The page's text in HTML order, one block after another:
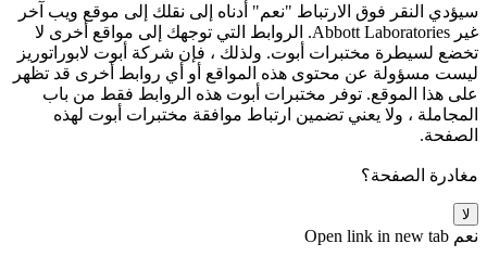
سيؤدي النقر فوق الارتباط "نعم" أدناه إلى نقلك إلى موقع ويب آخر
غير Abbott Laboratories. الروابط التي توجهك إلى مواقع أخرى لا
تخضع لسيطرة مختبرات أبوت. ولذلك ، فإن شركة أبوت لابوراتوريز
ليست مسؤولة عن محتوى هذه المواقع أو أي روابط أخرى قد تظهر
على هذا الموقع. توفر مختبرات أبوت هذه الروابط فقط من باب
المجاملة ، ولا يعني تضمين ارتباط موافقة مختبرات أبوت لهذه
الصفحة.
مغادرة الصفحة؟
لا
نعم Open link in new tab